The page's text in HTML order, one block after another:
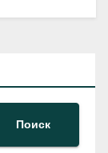
Поиск